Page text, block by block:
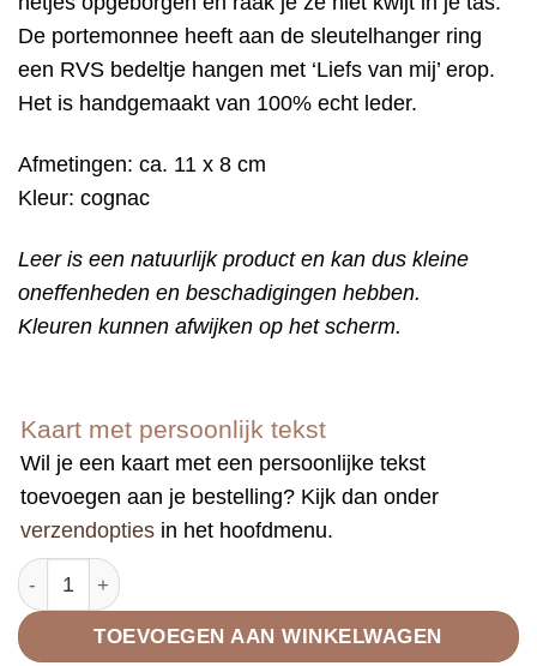
De portemonnee heeft aan de sleutelhanger ring
een RVS bedeltje hangen met ‘Liefs van mij’ erop.
Het is handgemaakt van 100% echt leder.
Afmetingen: ca. 11 x 8 cm
Kleur: cognac
Leer is een natuurlijk product en kan dus kleine
oneffenheden en beschadigingen hebben.
Kleuren kunnen afwijken op het scherm.
Kaart met persoonlijk tekst
Wil je een kaart met een persoonlijke tekst
toevoegen aan je bestelling? Kijk dan onder
verzendopties in het hoofdmenu.
Sleutel portemonnee licht cognac aantal
TOEVOEGEN AAN WINKELWAGEN